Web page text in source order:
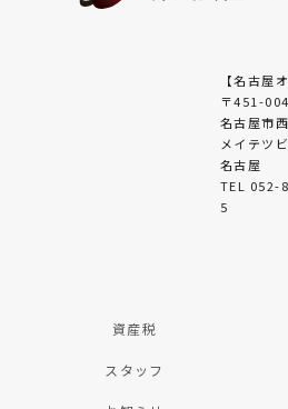
【名古屋
〒451-
名古屋市
メイテツ
名古屋
TEL 052-
5
資産税
スタッフ